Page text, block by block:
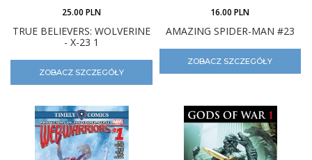
TRUE BELIEVERS: WOLVERINE
- X-23 1
25.00 PLN
ZOBACZ SZCZEGÓŁY
AMAZING SPIDER-MAN #23
16.00 PLN
ZOBACZ SZCZEGÓŁY